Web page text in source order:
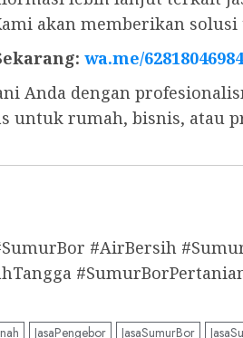
akan memberikan
wa.me/
Anda dengan
untuk rumah, bisnis, atau
#AirBersih
JasaPengebor JasaSumurBor